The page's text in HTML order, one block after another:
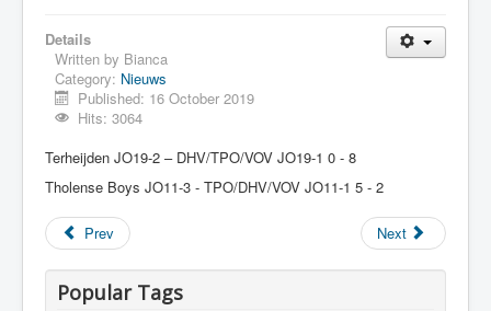
Foto's
Sponsoring
Programma
Details
Written by Bianca
Category: Nieuws
Published: 16 October 2019
Hits: 3064
Terheijden JO19-2 – DHV/TPO/VOV JO19-1 0 - 8
Tholense Boys JO11-3 - TPO/DHV/VOV JO11-1 5 - 2
Prev Next
Popular Tags